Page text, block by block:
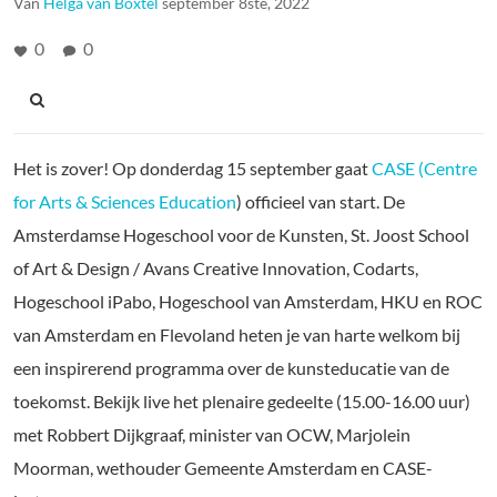
0 0
Het is zover! Op donderdag 15 september gaatCASE (Centre
for Arts & Sciences Education) officieel van start. De
Amsterdamse Hogeschool voor de Kunsten, St. Joost School
of Art & Design / Avans Creative Innovation, Codarts,
Hogeschool iPabo, Hogeschool van Amsterdam, HKU en ROC
van Amsterdam en Flevoland heten je van harte welkom bij
een inspirerend programma over de kunsteducatie van de
toekomst. Bekijk live het plenaire gedeelte (15.00-16.00 uur)
met Robbert Dijkgraaf, minister van OCW, Marjolein
Moorman, wethouder Gemeente Amsterdam en CASE-